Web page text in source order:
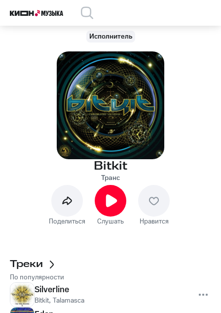
Исполнитель
Bitkit
Транс
Поделиться Слушать Нравится
Треки
По популярности
Silverline
Bitkit, Talamasca